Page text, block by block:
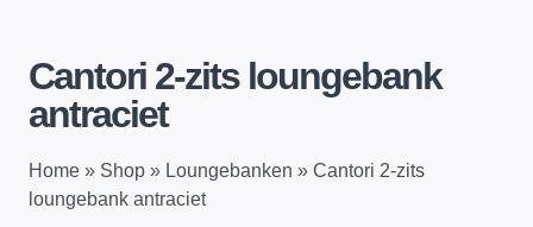
Cantori 2-zits loungebank
antraciet
Home » Shop » Loungebanken » Cantori 2-zits
loungebank antraciet